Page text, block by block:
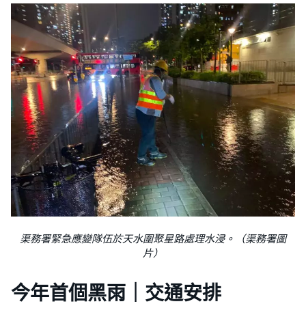
渠務署緊急應變隊伍於天水圍聚星路處理水浸。（渠務署圖
片）
今年首個黑雨｜交通安排